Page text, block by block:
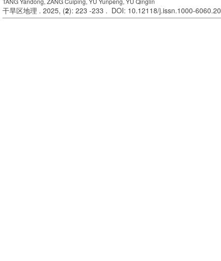
干旱区地理 . 2025, (2): 223 -233 . DOI: 10.12118/j.issn.1000-